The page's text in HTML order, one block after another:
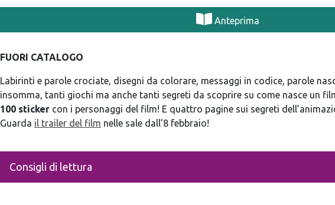
Anteprima
FUORI CATALOGO
Labirinti e parole crociate, disegni da colorare, messaggi in codice, parole
insomma, tanti giochi ma anche tanti segreti da scoprire su come nasce un
100 sticker con i personaggi del film! E quattro pagine sui segreti
Guarda il trailer del film nelle sale dall’8 febbraio!
Consigli di lettura